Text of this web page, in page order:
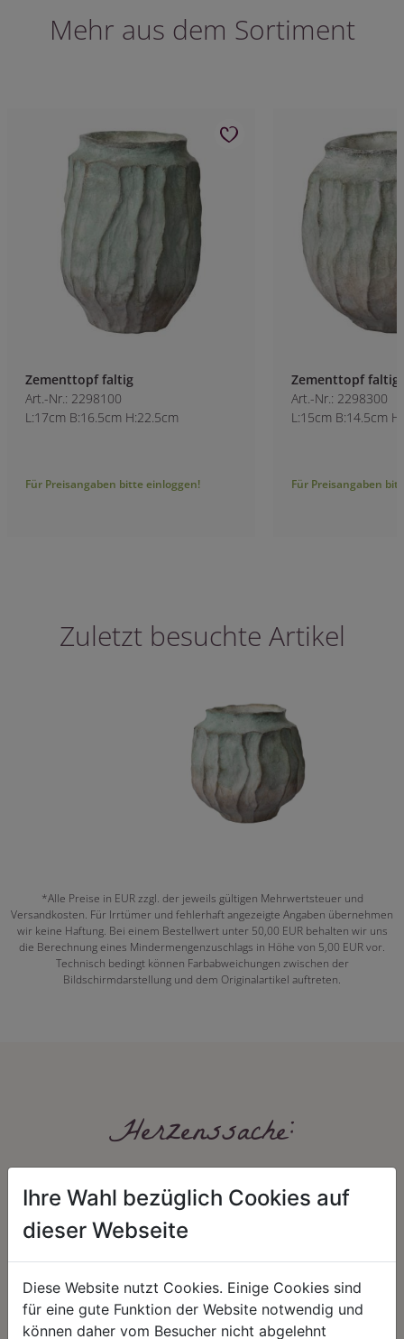
Mehr aus dem Sortiment
Zementtopf faltig
Art.-Nr.: 2298100
L:17cm B:16.5cm H:22.5cm
Für Preisangaben bitte einloggen!
Zementtopf faltig
Art.-Nr.: 2298300
L:15cm B:14.5cm
Für Preisangaben
Zuletzt besuchte Artikel
*Alle Preise in EUR zzgl. der jeweils gültigen Mehrwertsteuer und
Versandkosten. Für Irrtümer und fehlerhaft angezeigte Angaben übernehmen
wir keine Haftung. Bei einem Bestellwert unter 50,00 EUR behalten wir uns
die Berechnung eines Mindermengenzuschlags in Höhe von 5,00 EUR vor.
Technisch bedingt können Farbabweichungen zwischen der
Bildschirmdarstellung und dem Originalartikel auftreten.
Herzenssache:
HARMONIE
Unser Sortiment steht für ein
FAIRNESS
Nicht immer ist der günstigste Preis
Ihre Wahl bezüglich Cookies auf
dieser Webseite
Diese Website nutzt Cookies. Einige Cookies sind
für eine gute Funktion der Website notwendig und
können daher vom Besucher nicht abgelehnt